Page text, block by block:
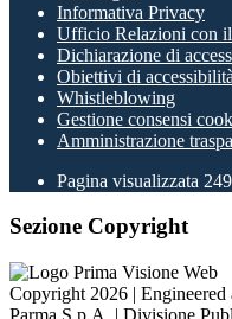
Informativa Privacy
Ufficio Relazioni con
Dichiarazione di
Obiettivi di accessibilità
Whistleblowing
Gestione consensi
Amministrazione
Pagina visualizzata
Sezione Copyright
Copyright 2026 |
Parma S.p.A. | Divisione